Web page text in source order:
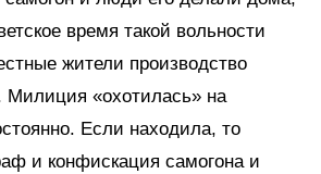
время такой вольности
жители производство
Милиция «охотилась» на
Если находила, то
и конфискация самогона и